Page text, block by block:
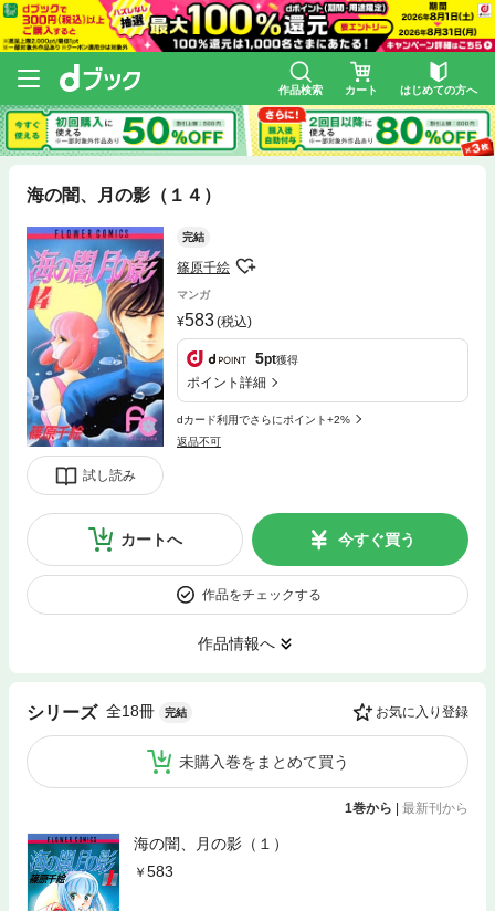
作品検索 カート はじめての方へ
海の闇、月の影（１４）
試し読み
完結
篠原千絵
マンガ
583(税込)
5pt獲得
ポイント詳細
dカード利用でさらにポイント+2%
返品不可
カートへ 今すぐ買う
作品をチェックする
作品情報へ
シリーズ 全18冊 完結 お気に入り登録
未購入巻をまとめて買う
1巻から | 最新刊から
海の闇、月の影（１）
583